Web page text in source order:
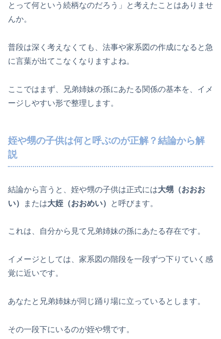
とって何という続柄なのだろう」と考えたことはありませ
んか。
普段は深く考えなくても、法事や家系図の作成になると急
に言葉が出てこなくなりますよね。
ここではまず、兄弟姉妹の孫にあたる関係の基本を、イメ
ージしやすい形で整理します。
姪や甥の子供は何と呼ぶのが正解？結論から解
説
結論から言うと、姪や甥の子供は正式には大甥（おおお
い）
または大姪（おおめい） と呼びます。
これは、自分から見て兄弟姉妹の孫にあたる存在です。
イメージとしては、家系図の階段を一段ずつ下りていく感
覚に近いです。
あなたと兄弟姉妹が同じ踊り場に立っているとします。
その一段下にいるのが姪や甥です。